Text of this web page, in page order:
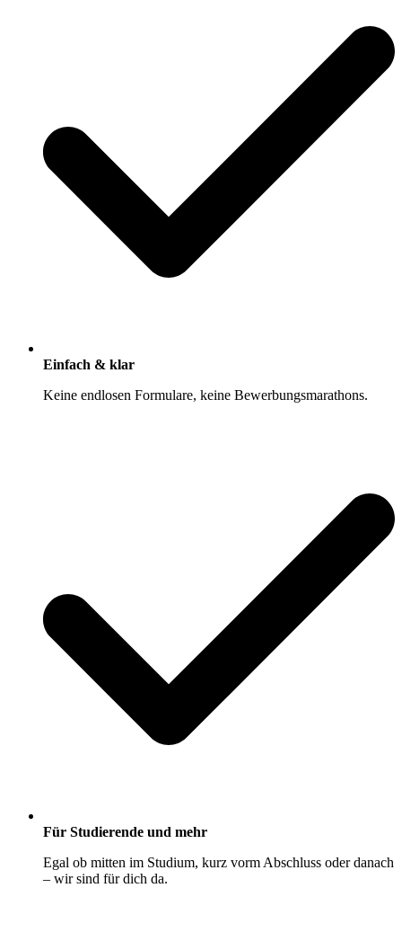
Einfach & klar
Keine endlosen Formulare, keine Bewerbungsmarathons.
Für Studierende und mehr
Egal ob mitten im Studium, kurz vorm Abschluss oder danach
– wir sind für dich da.